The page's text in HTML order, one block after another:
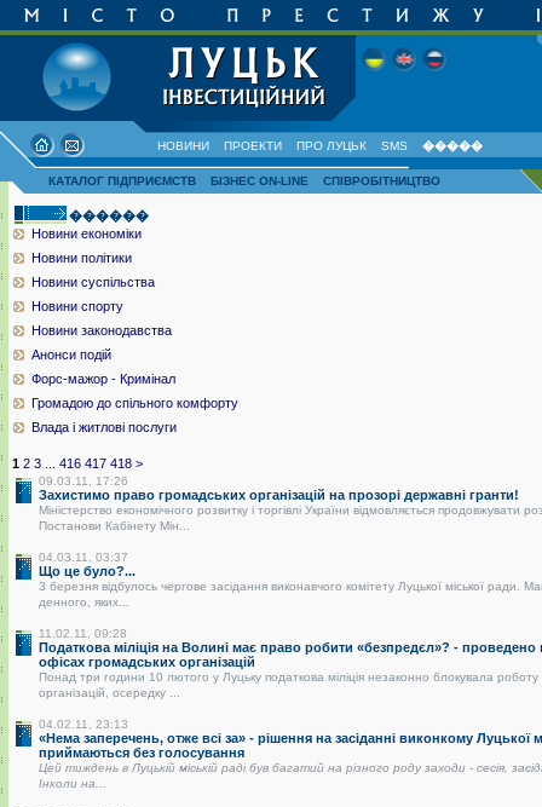
НОВИНИ ПРОЕКТИ ПРО ЛУЦЬК SMS �����
КАТАЛОГ ПІДПРИЄМСТВ БІЗНЕС ON-LINE СПІВРОБІТНИЦТВО
������
Новини економіки
Новини політики
Новини суспільства
Новини спорту
Новини законодавства
Анонси подій
Форс-мажор - Кримінал
Громадою до спільного комфорту
Влада і житлові послуги
1 2 3 416 417 418 >
09.03.11, 17:26
Захистимо право громадських організацій на прозорі державні гранти!
Міністерство економічного розвитку і торгівлі України відмовляється продовжувати
Постанови Кабінету Мін...
04.03.11, 03:37
Що це було?...
3 березня відбулось чергове засідання виконавчого комітету Луцької міської ради.
денного, яких...
11.02.11, 09:28
Податкова міліція на Волині має право робити «безпредєл»? -
офісах громадських організацій
Понад три години 10 лютого у Луцьку податкова міліція незаконно блокувала
організацій, осередку ...
04.02.11, 23:13
«Нема заперечень, отже всі за» - рішення на засіданні виконкому Луцької
приймаються без голосування
Цей тиждень в Луцькій міській раді був багатий на різного роду заходи - сесія,
Інколи на...